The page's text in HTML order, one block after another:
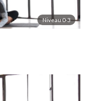
Niveau 0-3